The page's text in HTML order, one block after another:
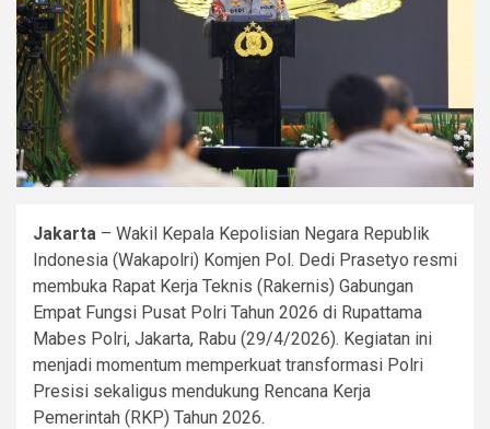
Jakarta – Wakil Kepala Kepolisian Negara Republik
Indonesia (Wakapolri) Komjen Pol. Dedi Prasetyo resmi
membuka Rapat Kerja Teknis (Rakernis) Gabungan
Empat Fungsi Pusat Polri Tahun 2026 di Rupattama
Mabes Polri, Jakarta, Rabu (29/4/2026). Kegiatan ini
menjadi momentum memperkuat transformasi Polri
Presisi sekaligus mendukung Rencana Kerja
Pemerintah (RKP) Tahun 2026.